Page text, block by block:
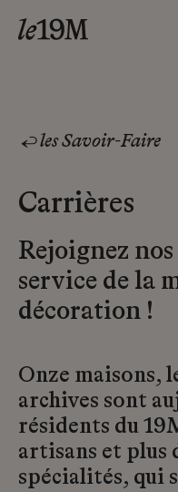
les Savoir-Faire
Carrières
Rejoignez
service de la
décoration !
Onze maisons,
archives sont
résidents du
artisans et plus
spécialités, qui